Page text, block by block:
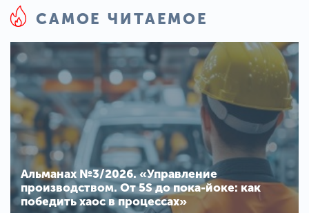
САМОЕ ЧИТАЕМОЕ
Альманах №3/2026. «Управление
производством. От 5S до пока-йоке: как
победить хаос в процессах»